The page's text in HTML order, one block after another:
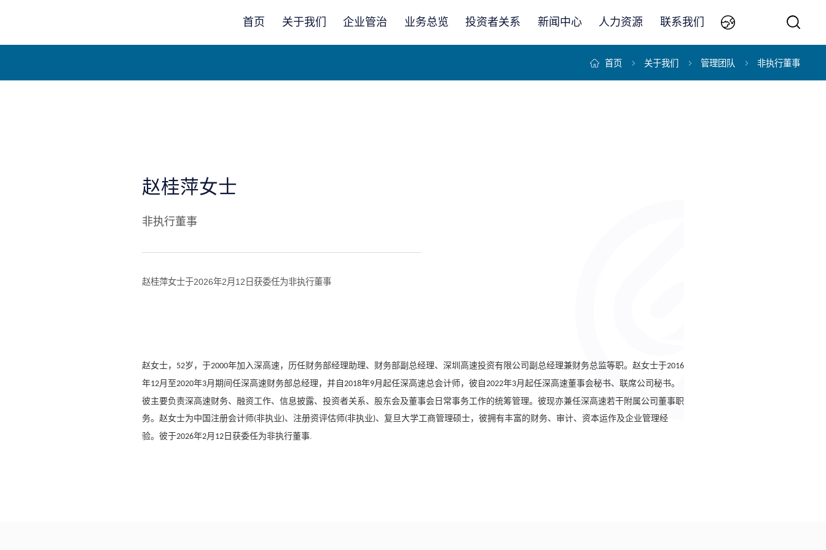
首页 关于我们 企业管治 业务总览 投资者关系 新闻中心 人力资源 联系我们
首页 关于我们 管理团队 非执行董事
赵桂萍女士
非执行董事
赵桂萍女士于2026年2月12日获委任为非执行董事
赵女士， 52岁，于2000年加入深高速，历任财务部经理助理、财务部副总经理、深圳高速投资有限公司副总经理兼财务总监等职。赵女士于2016
年12月至2020年3月期间任深高速财务部总经理，并自2018年9月起任深高速总会计师，彼自2022年3月起任深高速董事会秘书、联席公司秘书。
彼主要负责深高速财务、融资工作、信息披露、投资者关系、股东会及董事会日常事务工作的统筹管理。彼现亦兼任深高速若干附属公司董事职
务。赵女士为中国注册会计师(非执业)、注册资评估师(非执业)、复旦大学工商管理硕士，彼拥有丰富的财务、审计、资本运作及企业管理经
验。彼于2026年2月 12 日获委任为非执行董事.